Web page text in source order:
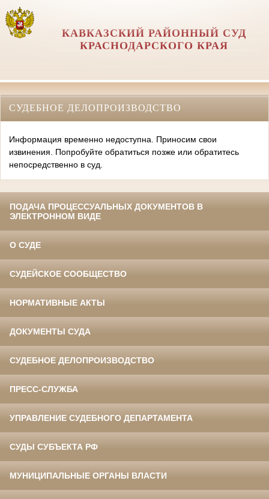
КАВКАЗСКИЙ РАЙОННЫЙ СУД
КРАСНОДАРСКОГО КРАЯ
СУДЕБНОЕ ДЕЛОПРОИЗВОДСТВО
Информация временно недоступна. Приносим свои
извинения. Попробуйте обратиться позже или обратитесь
непосредственно в суд.
ПОДАЧА ПРОЦЕССУАЛЬНЫХ ДОКУМЕНТОВ В
ЭЛЕКТРОННОМ ВИДЕ
О СУДЕ
СУДЕЙСКОЕ СООБЩЕСТВО
НОРМАТИВНЫЕ АКТЫ
ДОКУМЕНТЫ СУДА
СУДЕБНОЕ ДЕЛОПРОИЗВОДСТВО
ПРЕСС-СЛУЖБА
УПРАВЛЕНИЕ СУДЕБНОГО ДЕПАРТАМЕНТА
СУДЫ СУБЪЕКТА РФ
МУНИЦИПАЛЬНЫЕ ОРГАНЫ ВЛАСТИ